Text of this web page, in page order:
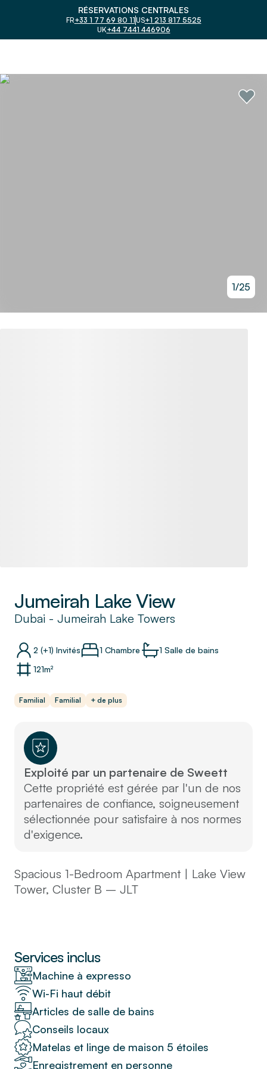
RÉSERVATIONS CENTRALES
FR+33 1 77 69 80 11US+1 213 817 5525
UK+44 7441 446906
1/25
Jumeirah Lake View
Dubai - Jumeirah Lake Towers
2 (+1) Invités 1 Chambre 1 Salle de bains
121m²
Familial Familial + de plus
Exploité par un partenaire de Sweett
Cette propriété est gérée par l'un de nos
partenaires de confiance, soigneusement
sélectionnée pour satisfaire à nos normes
d'exigence.
Spacious 1-Bedroom Apartment | Lake View
Tower, Cluster B – JLT
apartment in Lake View Tower – Cluster B
offers comfortable urban living with serene
lake views and excellent connectivity.
Apartment Features:
Well-sized bedroom with built-in wardrobes
Services inclus
Machine à expresso
Wi-Fi haut débit
Articles de salle de bains
Conseils locaux
Matelas et linge de maison 5 étoiles
Enregistrement en personne